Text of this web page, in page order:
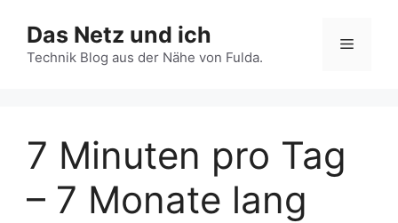
Inhalt
springen
Das Netz und ich
Technik Blog aus der Nähe von Fulda.
Menü
7 Minuten pro Tag
– 7 Monate lang